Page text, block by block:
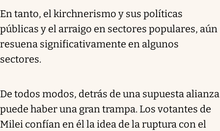
En tanto, el kirchnerismo y sus políticas
públicas y el arraigo en sectores populares, aún
resuena significativamente en algunos
sectores.
De todos modos, detrás de una supuesta alianza
puede haber una gran trampa. Los votantes de
Milei confían en él la idea de la ruptura con el